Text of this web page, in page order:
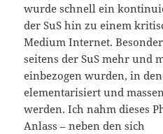
wurde schnell ein
der SuS hin zu einem
Medium Internet.
seitens der SuS mehr und
einbezogen wurden, in
elementarisiert und
werden. Ich nahm dieses
Anlass – neben den sich